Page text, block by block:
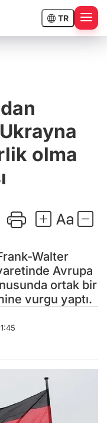
TR
olma
Walter
Avrupa
ortak bir
vurgu yaptı.